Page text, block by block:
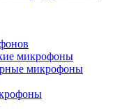
микрофоны
микрофоны